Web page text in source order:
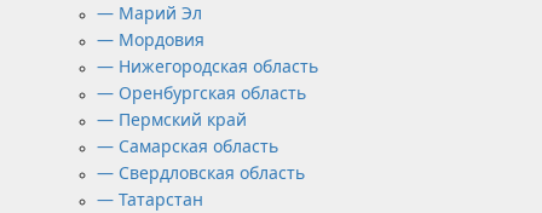
— Марий Эл
— Мордовия
— Нижегородская область
— Оренбургская область
— Пермский край
— Самарская область
— Свердловская область
— Татарстан